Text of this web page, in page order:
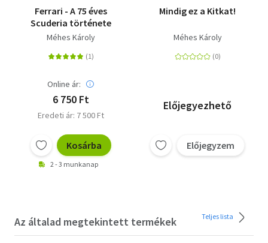
Ferrari - A 75 éves
Scuderia története
Méhes Károly
Online ár:
6 750 Ft
Eredeti ár: 7 500 Ft
Kosárba
2 - 3 munkanap
Mindig ez a Kitkat!
Méhes Károly
Előjegyezhető
Előjegyzem
Az általad megtekintett termékek Teljes lista